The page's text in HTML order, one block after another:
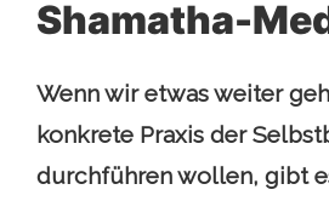
Shamatha-
Wenn wir etwas weiter
konkrete Praxis der
durchführen wollen, gibt